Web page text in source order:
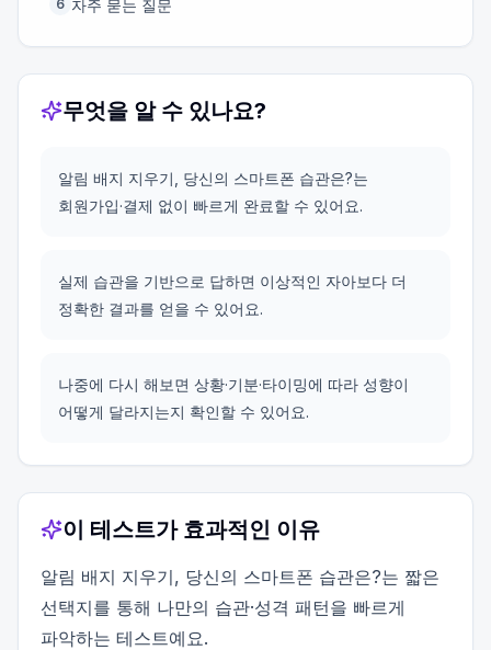
6 자주 묻는 질문
무엇을 알 수 있나요?
알림 배지 지우기, 당신의 스마트폰 습관은?는
회원가입·결제 없이 빠르게 완료할 수 있어요.
실제 습관을 기반으로 답하면 이상적인 자아보다 더
정확한 결과를 얻을 수 있어요.
나중에 다시 해보면 상황·기분·타이밍에 따라 성향이
어떻게 달라지는지 확인할 수 있어요.
이 테스트가 효과적인 이유
알림 배지 지우기, 당신의 스마트폰 습관은?는 짧은
선택지를 통해 나만의 습관·성격 패턴을 빠르게
파악하는 테스트예요.